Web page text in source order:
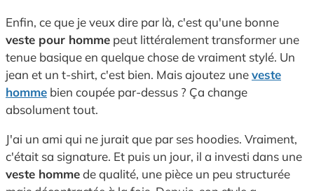
Enfin, ce que je veux dire par là, c'est qu'une bonne
veste pour homme peut littéralement transformer une
tenue basique en quelque chose de vraiment stylé. Un
jean et un t-shirt, c'est bien. Mais ajoutez uneveste
homme bien coupée par-dessus ? Ça change
absolument tout.
J'ai un ami qui ne jurait que par ses hoodies. Vraiment,
c'était sa signature. Et puis un jour, il a investi dans une
veste hommede qualité, une pièce un peu structurée